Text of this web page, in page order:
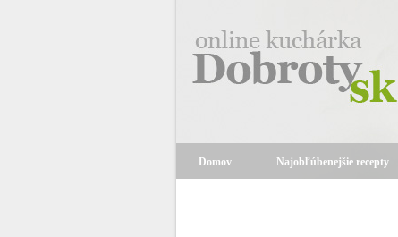
Domov Najobľúbenejšie recepty